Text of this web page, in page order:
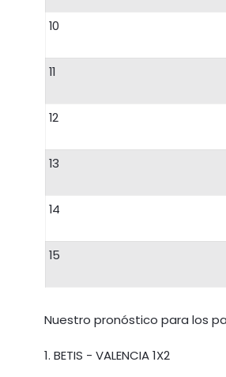
10
11
12
13
14
15
Nuestro pronóstico para los
1. BETIS - VALENCIA 1X2